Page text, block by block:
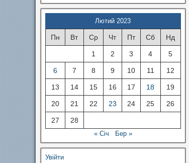
Лютий 2023
Пн Вт Ср Чт Пт Сб Нд
1 2 3 4 5
6 7 8 9 10 11 12
13 14 15 16 17 18 19
20 21 22 23 24 25 26
27 28
« Січ Бер »
Увійти